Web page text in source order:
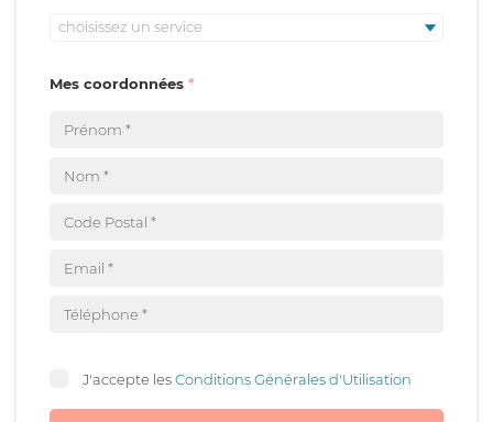
choisissez un service
Mes coordonnées
J'accepte lesConditions Générales d'Utilisation